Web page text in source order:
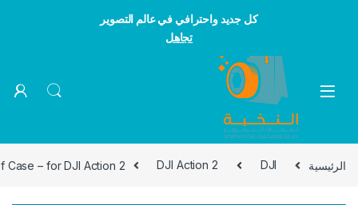
كل جديد واحترافي في عالم التصوير
تجاهل
الرئيسية DJI
DJI Action 2
Case – for DJI Action 2